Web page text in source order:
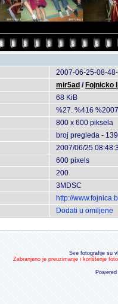
2007-06-25-08-
mir5ad / Fojnicko
68 KiB
%27. %416
800 x 600 piksela
broj pregleda - 139
2007/06/25
600 pixels
200
3MDSC
http://
Dodati u omiljene
Sve fotografije su
Zabranjeno je preuzimanje i korištenje